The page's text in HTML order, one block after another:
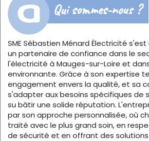
Qui sommes-nous ?
SME Sébastien Ménard Électricité
un partenaire de confiance dans le
l'électricité à Mauges-sur-Loire et
environnante. Grâce à son expertise
engagement envers la qualité, et sa
s'adapter aux besoins spécifiques de
su bâtir une solide réputation.
par son approche personnalisée, où
traité avec le plus grand soin, en
de sécurité et en offrant des solutions